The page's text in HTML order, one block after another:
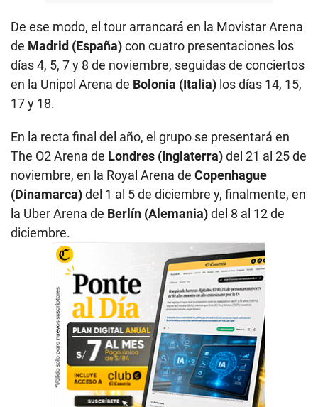
De ese modo, el tour arrancará en la Movistar Arena
de Madrid (España)con cuatro presentaciones los
días 4, 5, 7 y 8 de noviembre, seguidas de conciertos
en la Unipol Arena de Bolonia (Italia) los días 14, 15,
17 y 18.
En la recta final del año, el grupo se presentará en
The O2 Arena de Londres (Inglaterra)del 21 al 25 de
noviembre, en la Royal Arena de Copenhague
(Dinamarca)del 1 al 5 de diciembre y, finalmente, en
la Uber Arena de Berlín (Alemania)del 8 al 12 de
diciembre.